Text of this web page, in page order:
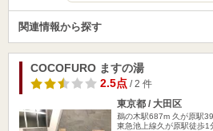
関連情報から探す
COCOFURO ますの湯
2.5点/ 2 件
東京都 / 大田区
鵜の木駅687m 久が原駅
東急池上線久が原駅徒歩1